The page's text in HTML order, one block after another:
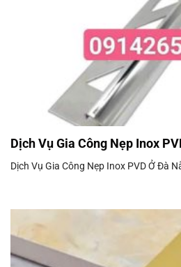
Dịch Vụ Gia Công Nẹp Inox
Dịch Vụ Gia Công Nẹp Inox PVD Ở Đà